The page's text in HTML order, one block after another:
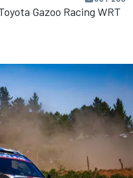
Gazoo Racing WRT